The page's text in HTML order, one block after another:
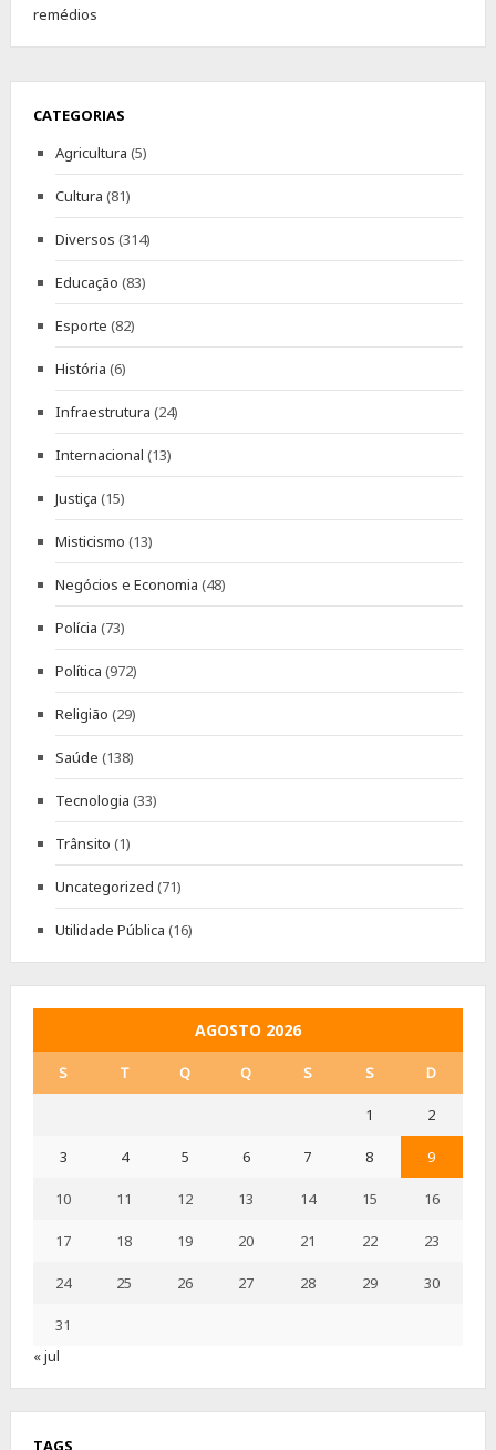
CATEGORIAS
Agricultura (5)
Cultura (81)
Diversos (314)
Educação (83)
Esporte (82)
História (6)
Infraestrutura (24)
Internacional (13)
Justiça (15)
Misticismo (13)
Negócios e Economia (48)
Polícia (73)
Política (972)
Religião (29)
Saúde (138)
Tecnologia (33)
Trânsito (1)
Uncategorized (71)
Utilidade Pública (16)
AGOSTO 2026
S T Q Q S S D
1 2
3 4 5 6 7 8 9
10 11 12 13 14 15 16
17 18 19 20 21 22 23
24 25 26 27 28 29 30
31
« jul
TAGS